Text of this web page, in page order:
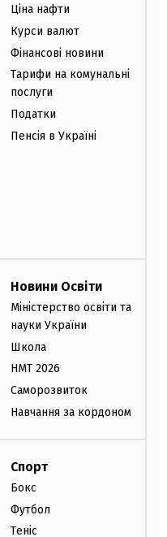
Ціна нафти
Курси валют
Фінансові новини
Тарифи на комунальні
послуги
Податки
Пенсія в Україні
Новини Освіти
Міністерство освіти та
науки України
Школа
НМТ 2026
Саморозвиток
Навчання за кордоном
Спорт
Бокс
Футбол
Теніс